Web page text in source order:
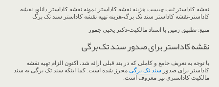
نقشه کاداستر ثبت چیست-هزینه نقشه کاداستر-نمونه نقشه کاداستر-دانلود نقشه
کاداستر-نقشه کاداستر سند تک برگ-هزینه تهیه نقشه کاداستر سند تک برگ
منبع: تطبیق زمین با اسناد مالکیت-دکتر یحیی جمور
نقشه کاداستر برای صدور سند تک برگی
با توجه به تعریف جامع و کاملی که در بند قبلی ارائه شد، اکنون الزام تهیه نقشه
کاداستر برای صدور سند تک برگی محرز شده است. کما اینکه سند تک برگی به سند
مالکیت کاداستری نیز معروف است.